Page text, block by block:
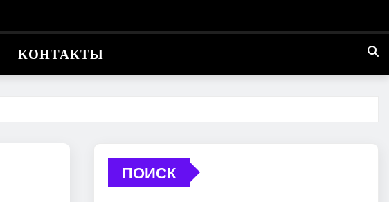
КОНТАКТЫ
ПОИСК